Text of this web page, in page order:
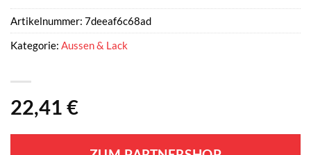
22,41 €
Artikelnummer: 7deeaf6c68ad
Kategorie: Aussen & Lack